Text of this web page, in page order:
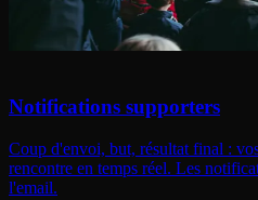
Notifications supporters
Coup d'envoi, but, résultat final :
rencontre en temps réel. Les
l'email.